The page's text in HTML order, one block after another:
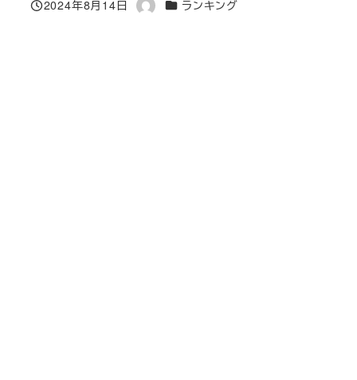
投稿日
2024年8月14日
著
カテゴリー
ランキング